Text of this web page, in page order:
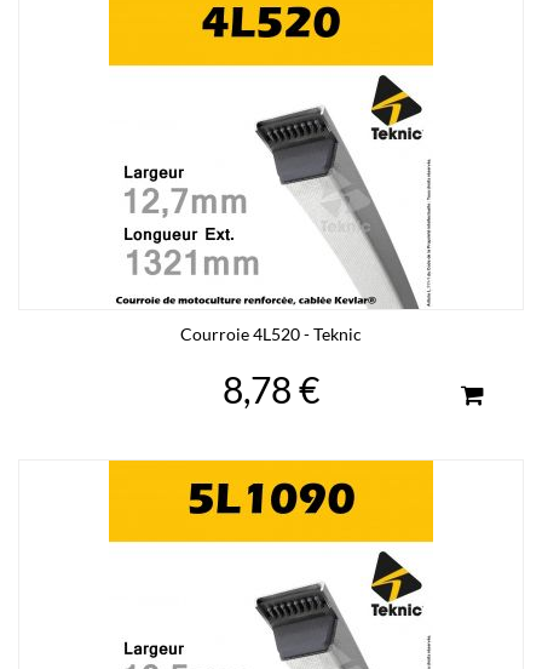
Courroie 4L520 - Teknic
8,78 €